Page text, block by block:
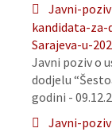
Javni-
kandidata-za-
Sarajeva-u-
Javni poziv o
dodjelu
godini -
Javni-